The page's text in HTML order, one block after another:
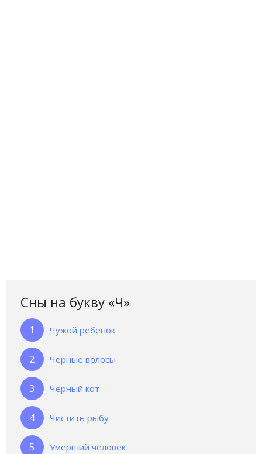
Сны на букву «Ч‎»‎
Чужой ребенок
Черные волосы
Черный кот
Чистить рыбу
Умерший человек